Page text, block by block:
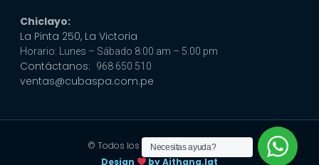
Chiclayo:
La Pinta 250, La Victoria
Horario: Lunes – Sábado 8:00 am – 5:00 pm
Contáctanos: 968 650 510
ventas@cubaspa.com.pe
© Todos los derechos reservados
Design
by Aithana.lat
Necesitas ayuda?